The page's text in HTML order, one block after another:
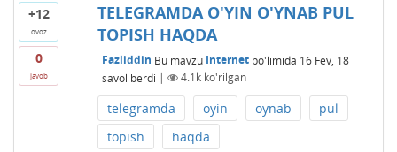
+12
ovoz
0
javob
TELEGRAMDA O'YIN O'YNAB PUL
TOPISH HAQDA
Fazliddin Bu mavzu Internetbo'limida 16 Fev, 18
savol berdi | 4.1kko'rilgan
telegramda oyin oynab
pul
topish
haqda